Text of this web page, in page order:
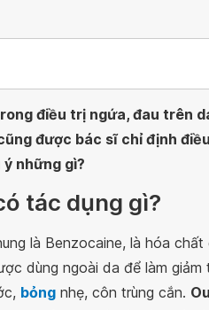
điều trị ngứa, đau trên
được bác sĩ chỉ định
những gì?
tác dụng gì?
là Benzocaine, là hóa
dùng ngoài da để làm
bỏng nhẹ, côn trùng cắn.